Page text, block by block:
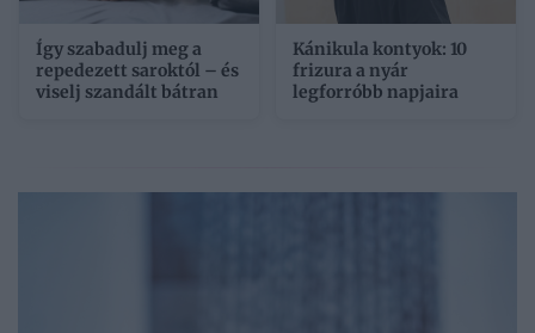
Így szabadulj meg a
repedezett saroktól – és
viselj szandált bátran
Kánikula kontyok: 10
frizura a nyár
legforróbb napjaira